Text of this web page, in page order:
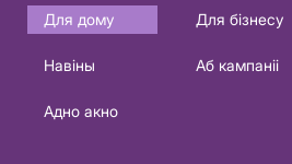
Основная
навигация
Для дому Для бізнесу
Навіны
Аб кампаніі
Адно акно